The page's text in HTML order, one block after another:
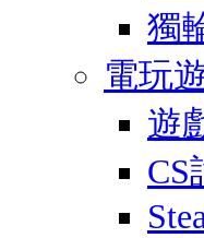
獨
電玩
遊
CS